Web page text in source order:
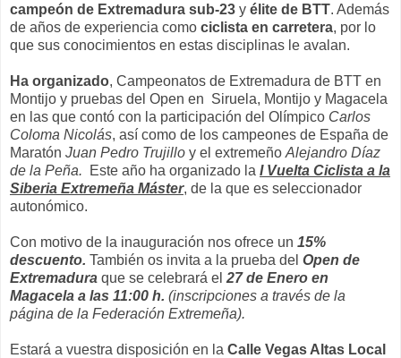
campeón de Extremadura sub-23 y élite de BTT. Además
de años de experiencia como ciclista en carretera, por lo
que sus conocimientos en estas disciplinas le avalan.
Ha organizado, Campeonatos de Extremadura de BTT en
Montijo y pruebas del Open en Siruela, Montijo y Magacela
en las que contó con la participación del Olímpico Carlos
Coloma Nicolás, así como de los campeones de España de
Maratón Juan Pedro Trujillo y el extremeño Alejandro Díaz
de la Peña. Este año ha organizado la I Vuelta Ciclista a la
Siberia Extremeña Máster, de la que es seleccionador
autonómico.
Con motivo de la inauguración nos ofrece un 15%
descuento. También os invita a la prueba del Open de
Extremadura que se celebrará el 27 de Enero en
Magacela a las 11:00 h. (inscripciones a través de la
página de la Federación Extremeña).
Estará a vuestra disposición en la Calle Vegas Altas Local